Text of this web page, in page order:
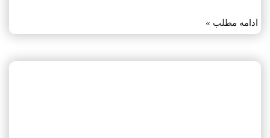
ادامه مطلب »